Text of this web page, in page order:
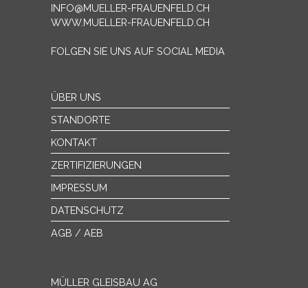
INFO@MUELLER-FRAUENFELD.CH
WWW.MUELLER-FRAUENFELD.CH
FOLGEN SIE UNS AUF SOCIAL MEDIA
ÜBER UNS
STANDORTE
KONTAKT
ZERTIFIZIERUNGEN
IMPRESSUM
DATENSCHUTZ
AGB / AEB
MÜLLER GLEISBAU AG